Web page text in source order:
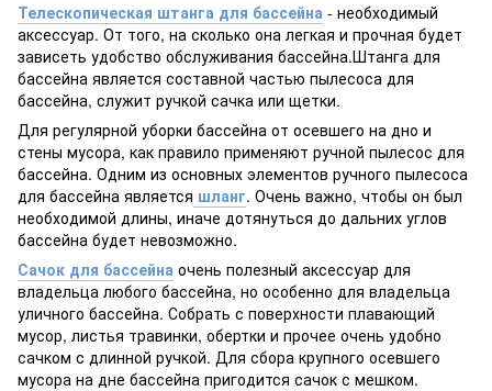
Телескопическая штанга для бассейна - необходимый
аксессуар. От того, на сколько она легкая и прочная будет
зависеть удобство обслуживания бассейна.Штанга для
бассейна является составной частью пылесоса для
бассейна, служит ручкой сачка или щетки.
Для регулярной уборки бассейна от осевшего на дно и
стены мусора, как правило применяют ручной пылесос для
бассейна. Одним из основных элементов ручного пылесоса
для бассейна является шланг. Очень важно, чтобы он был
необходимой длины, иначе дотянуться до дальних углов
бассейна будет невозможно.
Сачок для бассейна очень полезный аксессуар для
владельца любого бассейна, но особенно для владельца
уличного бассейна. Собрать с поверхности плавающий
мусор, листья травинки, обертки и прочее очень удобно
сачком с длинной ручкой. Для сбора крупного осевшего
мусора на дне бассейна пригодится сачок с мешком.